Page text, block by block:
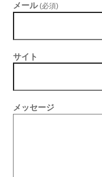
メール (必須)
サイト
メッセージ